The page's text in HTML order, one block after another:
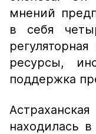
мнений
в себя
ресурсы,
поддержка
находилась